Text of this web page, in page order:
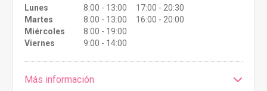
Lunes
8:00 - 13:00 17:00 - 20:30
Martes
8:00 - 13:00 16:00 - 20:00
Miércoles
8:00 - 19:00
Viernes
9:00 - 14:00
Más información